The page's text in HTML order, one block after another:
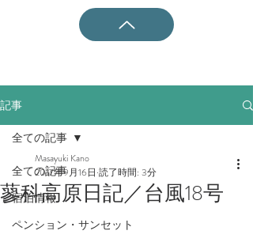
記事
全ての記事
宿泊情報
ペンション・サンセット
全ての記事
蓼科高原日記／台風18号
Masayuki Kano
2017年9月16日 読了時間: 3分